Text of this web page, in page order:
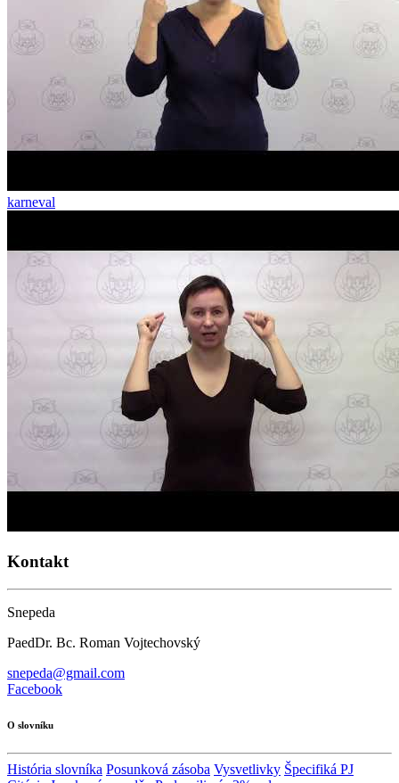
karneval
Kontakt
Snepeda
PaedDr. Bc. Roman Vojtechovský
snepeda@gmail.com
Facebook
O slovníku
História slovníka Posunková zásoba Vysvetlivky Špecifiká PJ